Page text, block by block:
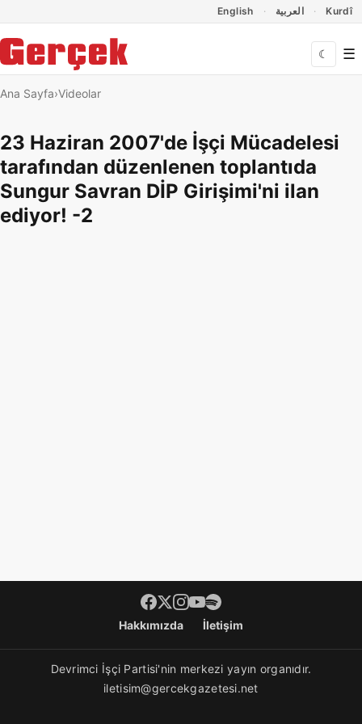
English العربية Kurdî
☾ ☰
Ana Sayfa Videolar
23 Haziran 2007'de İşçi Mücadelesi
tarafından düzenlenen toplantıda
Sungur Savran DİP Girişimi'ni ilan
ediyor! -2
Footer menüHakkımızda İletişim
Devrimci İşçi Partisi'nin merkezi yayın organıdır.
iletisim@gercekgazetesi.net